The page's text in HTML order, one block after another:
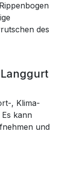
des
, Klima-
kann
und